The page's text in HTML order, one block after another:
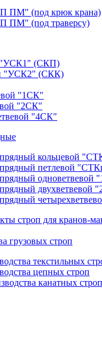
ПМ" (под крюк крана)
ПМ" (под траверсу)
"УСК1" (СКП)
"УСК2" (СКК)
"1СК"
"2СК"
"4СК"
кольцевой
петлевой
одноветвевой
двухветвевой
строп для кранов-
грузовых строп
текстильных
цепных строп
канатных